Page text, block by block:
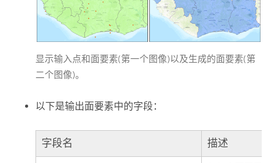
显示输入点和面要素(第一个图像)以及生成的面要素(第
二个图像)。
以下是输出面要素中的字段：
字段名 描述